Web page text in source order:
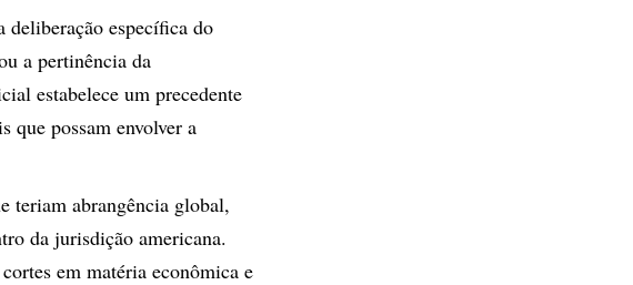
específica do
a pertinência da
estabelece um precedente
que possam envolver a
teriam abrangência global,
da jurisdição americana.
em matéria econômica e